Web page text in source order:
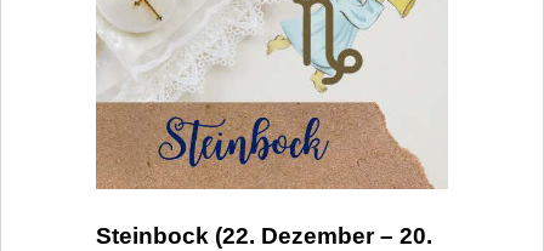
Steinbock (22. Dezember – 20.